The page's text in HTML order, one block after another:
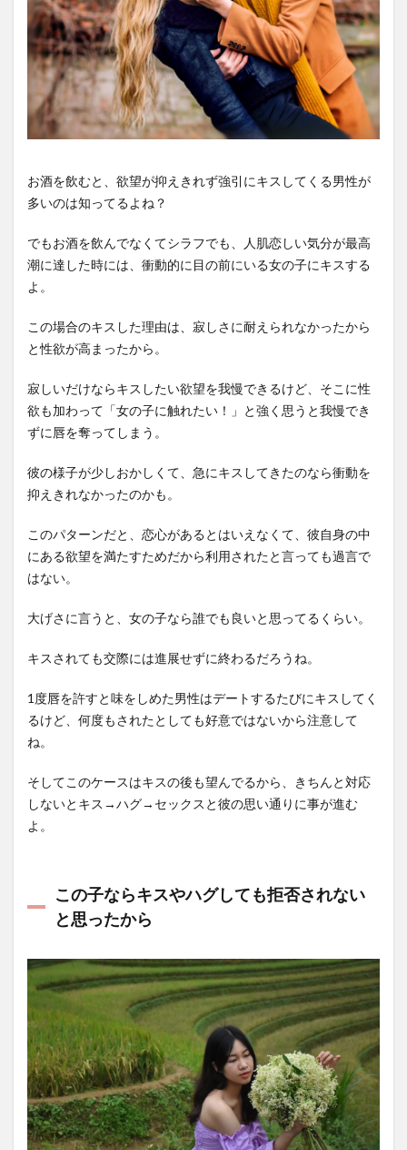
お酒を飲むと、欲望が抑えきれず強引にキスしてくる男性が
多いのは知ってるよね？
でもお酒を飲んでなくてシラフでも、人肌恋しい気分が最高
潮に達した時には、衝動的に目の前にいる女の子にキスする
よ。
この場合のキスした理由は、寂しさに耐えられなかったから
と性欲が高まったから。
寂しいだけならキスしたい欲望を我慢できるけど、そこに性
欲も加わって「女の子に触れたい！」と強く思うと我慢でき
ずに唇を奪ってしまう。
彼の様子が少しおかしくて、急にキスしてきたのなら衝動を
抑えきれなかったのかも。
このパターンだと、恋心があるとはいえなくて、彼自身の中
にある欲望を満たすためだから利用されたと言っても過言で
はない。
大げさに言うと、女の子なら誰でも良いと思ってるくらい。
キスされても交際には進展せずに終わるだろうね。
1度唇を許すと味をしめた男性はデートするたびにキスしてく
るけど、何度もされたとしても好意ではないから注意して
ね。
そしてこのケースはキスの後も望んでるから、きちんと対応
しないとキス→ハグ→セックスと彼の思い通りに事が進む
よ。
この子ならキスやハグしても拒否されない
と思ったから